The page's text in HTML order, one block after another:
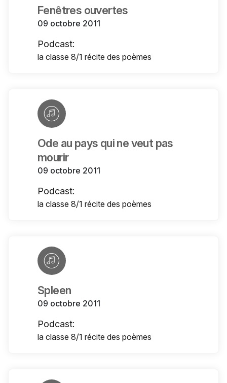
Fenêtres ouvertes
09 octobre 2011
Podcast:
la classe 8/1 récite des poèmes
Ode au pays qui ne veut pas
mourir
09 octobre 2011
Podcast:
la classe 8/1 récite des poèmes
Spleen
09 octobre 2011
Podcast:
la classe 8/1 récite des poèmes